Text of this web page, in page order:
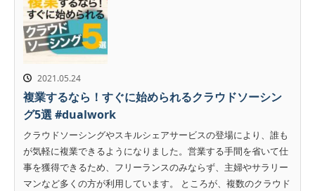
2021.05.24
複業するなら！すぐに始められるクラウドソーシン
グ5選 #dualwork
クラウドソーシングやスキルシェアサービスの登場により、誰も
が気軽に複業できるようになりました。営業する手間を省いて仕
事を獲得できるため、フリーランスのみならず、主婦やサラリー
マンなど多くの方が利用しています。 ところが、複数のクラウド